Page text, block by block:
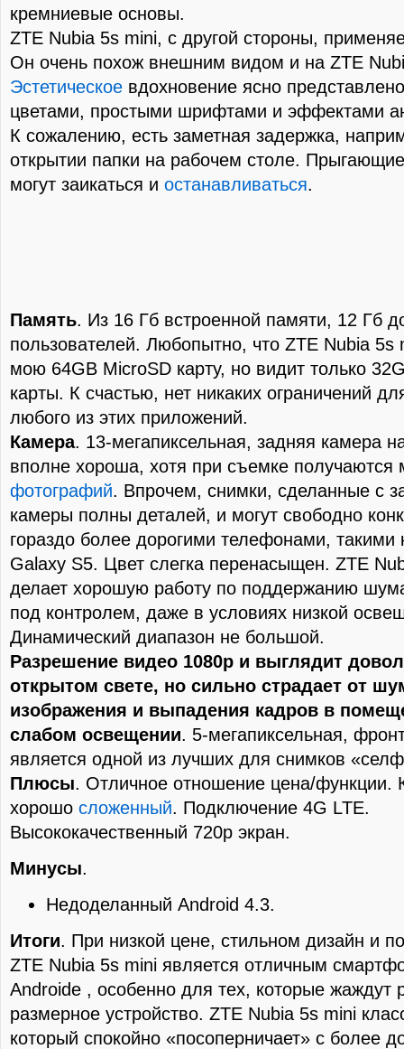
кремниевые основы.
ZTE Nubia 5s mini, с другой стороны,
Он очень похож внешним видом и на ZTE
Эстетическое вдохновение ясно
цветами, простыми шрифтами и эффектами
К сожалению, есть заметная задержка,
открытии папки на рабочем столе.
могут заикаться и останавливаться.
Память. Из 16 Гб встроенной памяти, 12 Гб
пользователей. Любопытно, что ZTE Nubia 5s
мою 64GB MicroSD карту, но видит только
карты. К счастью, нет никаких ограничений
любого из этих приложений.
Камера. 13-мегапиксельная, задняя камера
вполне хороша, хотя при съемке получаются
фотографий. Впрочем, снимки, сделанные с
камеры полны деталей, и могут свободно
гораздо более дорогими телефонами, такими
Galaxy S5. Цвет слегка перенасыщен. ZTE
делает хорошую работу по поддержанию
под контролем, даже в условиях низкой
Динамический диапазон не большой.
Разрешение видео 1080p и выглядит
открытом свете, но сильно страдает от
изображения и выпадения кадров в
слабом освещении. 5-мегапиксельная,
является одной из лучших для снимков
Плюсы. Отличное отношение цена/функции.
хорошо сложенный. Подключение 4G LTE.
Высококачественный 720p экран.
Минусы.
Недоделанный Android 4.3.
Итоги. При низкой цене, стильном дизайн и
ZTE Nubia 5s mini является отличным
Androidе , особенно для тех, которые жаждут
размерное устройство. ZTE Nubia 5s mini
который спокойно «посоперничает» с более